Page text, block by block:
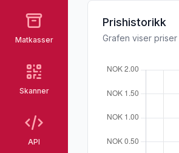
Matkasser
Skanner
API
Prishistorikk
Grafen viser